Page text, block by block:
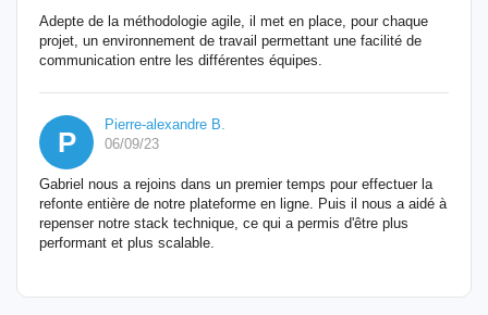
Adepte de la méthodologie agile, il met en place, pour chaque
projet, un environnement de travail permettant une facilité de
communication entre les différentes équipes.
P
Pierre-alexandre B.
06/09/23
Gabriel nous a rejoins dans un premier temps pour effectuer la
refonte entière de notre plateforme en ligne. Puis il nous a aidé à
repenser notre stack technique, ce qui a permis d'être plus
performant et plus scalable.